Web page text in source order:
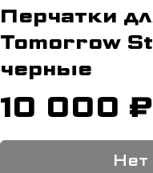
Перчатки
Tomorrow
черные
10 000 ₽
Нет